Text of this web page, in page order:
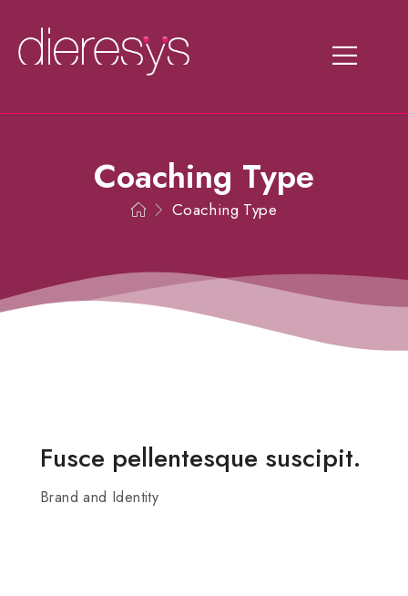
Coaching Type
Coaching Type
Fusce pellentesque suscipit.
Brand and Identity